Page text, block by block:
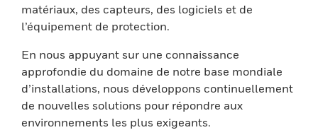
matériaux, des capteurs, des logiciels et de
l’équipement de protection.
En nous appuyant sur une connaissance
approfondie du domaine de notre base mondiale
d’installations, nous développons continuellement
de nouvelles solutions pour répondre aux
environnements les plus exigeants.